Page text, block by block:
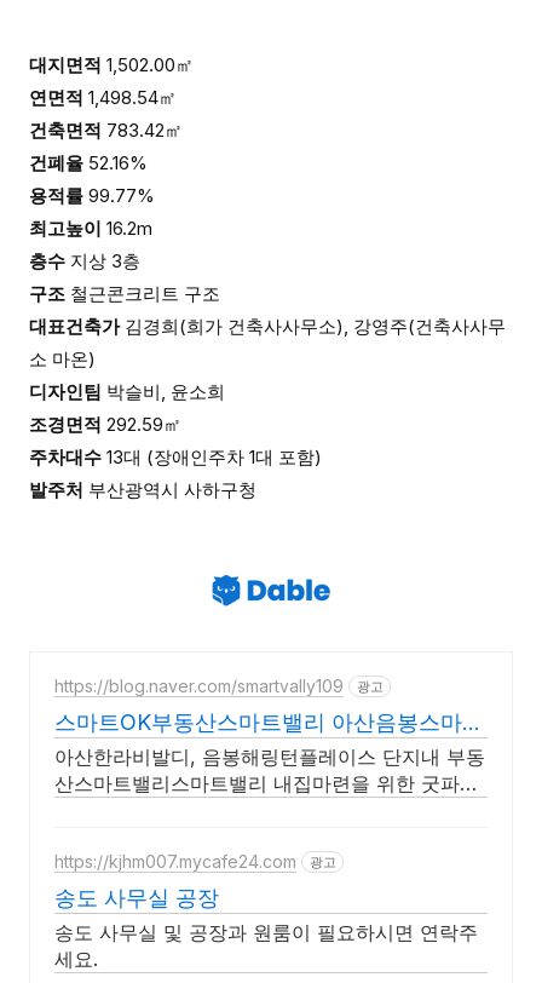
대지면적 1,502.00㎡
연면적 1,498.54㎡
건축면적 783.42㎡
건폐율 52.16%
용적률 99.77%
최고높이 16.2m
층수 지상 3층
구조 철근콘크리트 구조
대표건축가김경희(희가 건축사사무소), 강영주(건축사사무
소 마온)
디자인팀 박슬비, 윤소희
조경면적 292.59㎡
주차대수 13대 (장애인주차 1대 포함)
발주처 부산광역시 사하구청
https://blog.naver.com/smartvally109 광고
스마트OK부동산스마트밸리 아산음봉스마트
밸리 중개 전문
아산한라비발디, 음봉해링턴플레이스 단지내 부동
산스마트밸리스마트밸리 내집마련을 위한 굿파트
https://kjhm007.mycafe24.com 광고
송도 사무실 공장
송도 사무실 및 공장과 원룸이 필요하시면 연락주
세요.